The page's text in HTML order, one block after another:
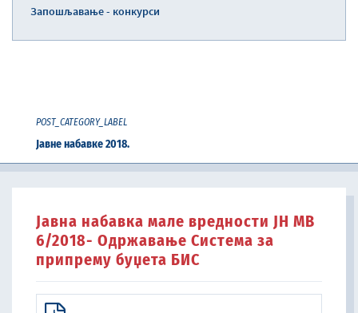
Запошљавање - конкурси
POST_CATEGORY_LABEL
Јавне набавке 2018.
Јавна набавка мале вредности ЈН МВ
6/2018- Одржавање Система за
припрему буџета БИС